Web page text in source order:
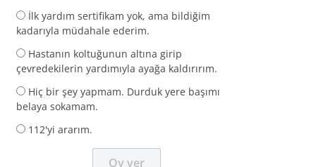
İlk yardım sertifikam yok, ama bildiğim
kadarıyla müdahale ederim.
Hastanın koltuğunun altına girip
çevredekilerin yardımıyla ayağa kaldırırım.
Hiç bir şey yapmam. Durduk yere başımı
belaya sokamam.
112'yi ararım.